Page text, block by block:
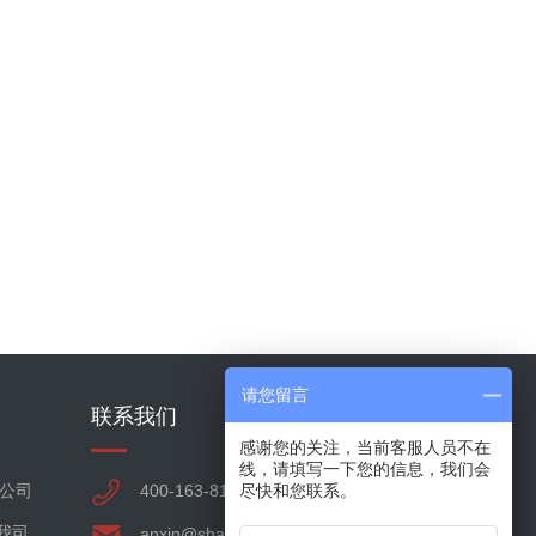
司
联系我们
400-163-8119
请您留言
感谢您的关注，当前客服人员不在
线，请填写一下您的信息，我们会
尽快和您联系。